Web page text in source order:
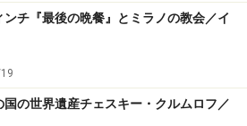
見所2. トッレ・チヴィカ
ンチ『最後の晩餐』とミラノの教会／イ
国の世界遺産チェスキー・クルムロフ／